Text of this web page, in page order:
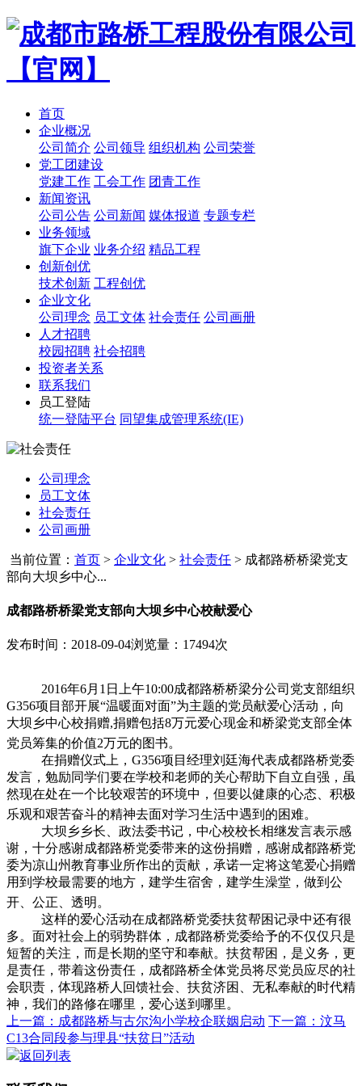
首页
企业概况
公司简介 公司领导 组织机构 公司荣誉
党工团建设
党建工作 工会工作 团青工作
新闻资讯
公司公告 公司新闻 媒体报道 专题专栏
业务领域
旗下企业 业务介绍 精品工程
创新创优
技术创新 工程创优
企业文化
公司理念 员工文体 社会责任 公司画册
人才招聘
校园招聘 社会招聘
投资者关系
联系我们
员工登陆
统一登陆平台 同望集成管理系统(IE)
公司理念
员工文体
社会责任
公司画册
当前位置： 首页 > 企业文化 > 社会责任 > 成都路桥桥梁党支
部向大坝乡中心...
成都路桥桥梁党支部向大坝乡中心校献爱心
发布时间：2018-09-04浏览量：17494次
2016年6月 1 日上午10:00成都路桥桥梁分公司党支部组织
G356项目部开展“温暖面对面”为主题的党员献爱心活动，向
大坝乡中心校捐赠,捐赠包括8万元爱心现金和桥梁党支部全体
党员筹集的价值2万元的图书。
在捐赠仪式上， G356项目经理刘廷海代表成都路桥党委
发言，勉励同学们要在学校和老师的关心帮助下自立自强，虽
然现在处在一个比较艰苦的环境中，但要以健康的心态、积极
乐观和艰苦奋斗的精神去面对学习生活中遇到的困难。
大坝乡乡长、政法委书记，中心校校长相继发言表示感
谢，十分感谢成都路桥党委带来的这份捐赠，感谢成都路桥党
委为凉山州教育事业所作出的贡献，承诺一定将这笔爱心捐赠
用到学校最需要的地方，建学生宿舍，建学生澡堂，做到公
开、公正、透明。
这样的爱心活动在成都路桥党委扶贫帮困记录中还有很
多。面对社会上的弱势群体，成都路桥党委给予的不仅仅只是
短暂的关注，而是长期的坚守和奉献。扶贫帮困，是义务，更
是责任，带着这份责任，成都路桥全体党员将尽党员应尽的社
会职责，体现路桥人回馈社会、扶贫济困、无私奉献的时代精
神，我们的路修在哪里，爱心送到哪里。
上一篇：成都路桥与古尔沟小学校企联姻启动 下一篇：汶马
C13合同段参与理县“扶贫日”活动
返回列表